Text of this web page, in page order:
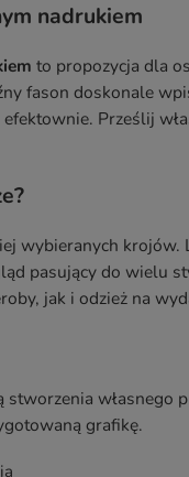
nadrukiem
to propozycja dla
fason doskonale
Prześlij
wybieranych
pasujący do wielu
jak i odzież na
grafikę.